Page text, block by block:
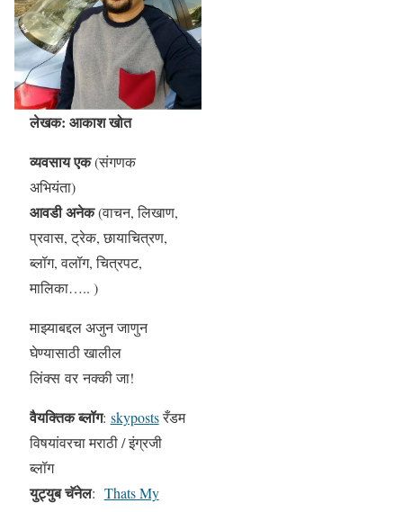
लेखक: आकाश खोत
व्यवसाय एक(संगणक
अभियंता)
आवडी अनेक(वाचन, लिखाण,
प्रवास, ट्रेक, छायाचित्रण,
ब्लॉग, वलॉग, चित्रपट,
मालिका….. )
माझ्याबद्दल अजुन जाणुन
घेण्यासाठी खालील
लिंक्स वर नक्की जा!
वैयक्तिक ब्लॉग: skypostsरँडम
विषयांवरचा मराठी / इंग्रजी
ब्लॉग
युट्युब चॅनेल: Thats My